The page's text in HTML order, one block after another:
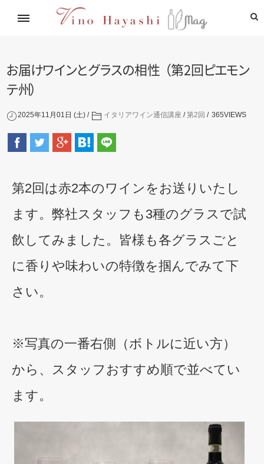
林基就イタリア紀行
レシピ
お届けワインとグラスの相性（第2 回 ピエモン
テ州）
2025年11月01日 (土) イタリアワイン通信講座 /第2回 365VIEWS
第2回は赤2本のワインをお送りいたし
ます。弊社スタッフも3種のグラスで試
飲してみました。皆様も各グラスごと
に香りや味わいの特徴を掴んでみて下
さい。
※写真の一番右側（ボトルに近い方）
から、スタッフおすすめ順で並べてい
ます。